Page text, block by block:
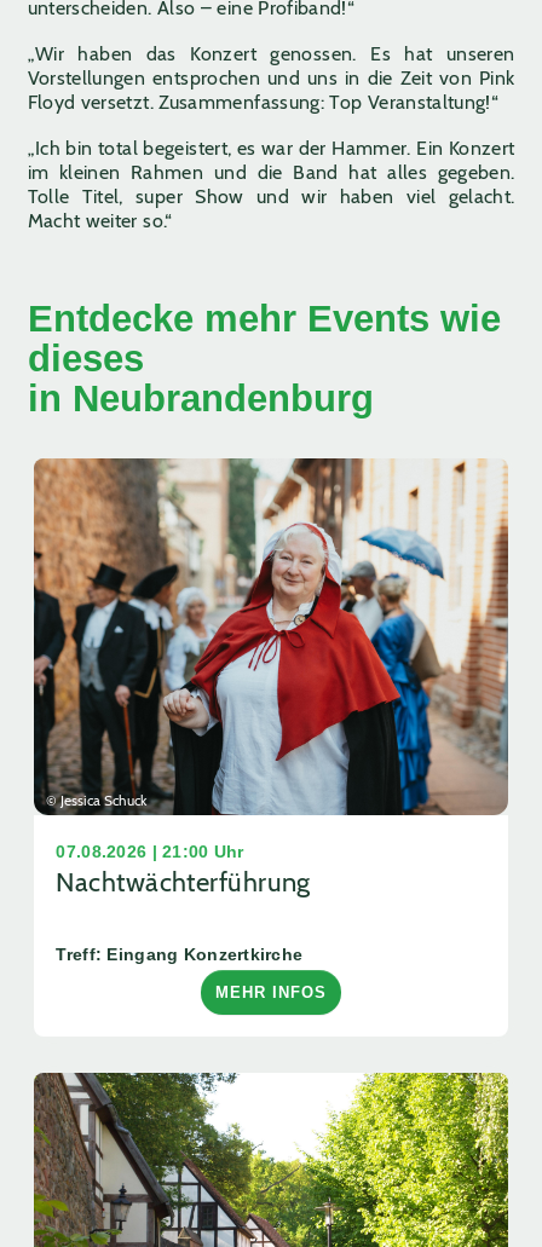
unterscheiden. Also – eine Profiband!“
„Wir haben das Konzert genossen. Es hat unseren
Vorstellungen entsprochen und uns in die Zeit von Pink
Floyd versetzt. Zusammenfassung: Top Veranstaltung!“
„Ich bin total begeistert, es war der Hammer. Ein Konzert
im kleinen Rahmen und die Band hat alles gegeben.
Tolle Titel, super Show und wir haben viel gelacht.
Macht weiter so.“
Entdecke mehr Events wie
dieses
in Neubrandenburg
© Jessica Schuck
07.08.2026 | 21:00 Uhr
Nachtwächterführung
Treff: Eingang Konzertkirche
MEHR INFOS